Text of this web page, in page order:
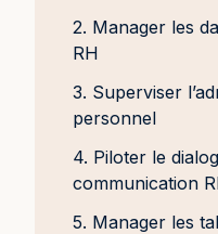
2. Manager les
RH
3. Superviser
personnel
4. Piloter le
communication
5. Manager les